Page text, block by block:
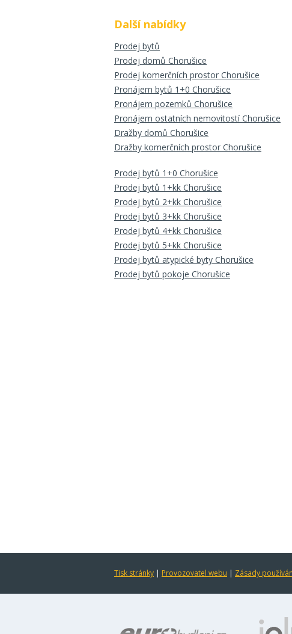
Další nabídky
Prodej bytů
Prodej domů Chorušice
Prodej komerčních prostor Chorušice
Pronájem bytů 1+0 Chorušice
Pronájem pozemků Chorušice
Pronájem ostatních nemovitostí Chorušice
Dražby domů Chorušice
Dražby komerčních prostor Chorušice
Prodej bytů 1+0 Chorušice
Prodej bytů 1+kk Chorušice
Prodej bytů 2+kk Chorušice
Prodej bytů 3+kk Chorušice
Prodej bytů 4+kk Chorušice
Prodej bytů 5+kk Chorušice
Prodej bytů atypické byty Chorušice
Prodej bytů pokoje Chorušice
Tisk stránky | Provozovatel webu | Zásady